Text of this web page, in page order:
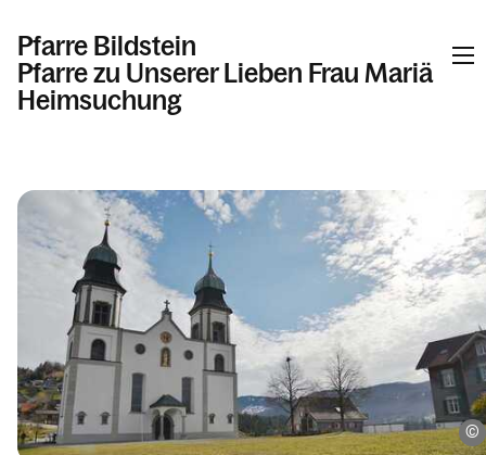
Pfarre Bildstein
Pfarre zu Unserer Lieben Frau Mariä
Heimsuchung
Kalender
Personen
Kontakt